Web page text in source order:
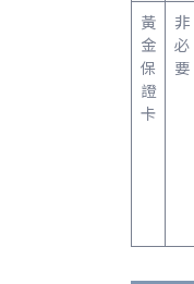
黃
金
保
證
卡
非
必
要